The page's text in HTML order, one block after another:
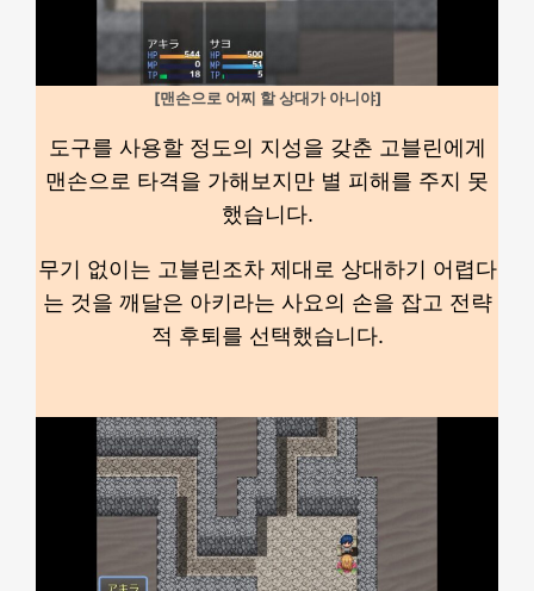
[맨손으로 어찌 할 상대가 아니야]
도구를 사용할 정도의 지성을 갖춘 고블린에게
맨손으로 타격을 가해보지만 별 피해를 주지 못
했습니다.
무기 없이는 고블린조차 제대로 상대하기 어렵다
는 것을 깨달은 아키라는 사요의 손을 잡고 전략
적 후퇴를 선택했습니다.